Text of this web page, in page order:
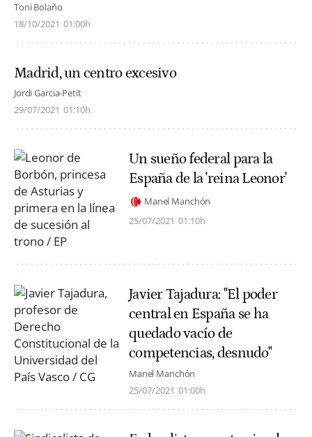
Toni Bolaño
18/10/2021 01:00h
Madrid, un centro excesivo
Jordi Garcia-Petit
29/07/2021 01:10h
Un sueño federal para la
España de la 'reina Leonor'
Manel Manchón
25/07/2021 01:10h
Javier Tajadura: "El poder
central en España se ha
quedado vacío de
competencias, desnudo"
Manel Manchón
25/07/2021 01:00h